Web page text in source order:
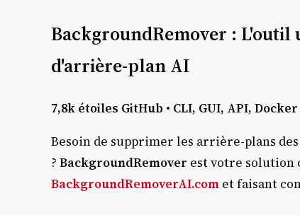
BackgroundRemover :
d'arrière-plan AI
7,8k étoiles GitHub • CLI, GUI, API,
Besoin de supprimer les arrière-plans
? BackgroundRemover est votre solution
BackgroundRemoverAI.com et faisant